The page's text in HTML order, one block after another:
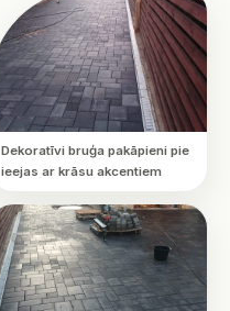
Dekoratīvi bruģa pakāpieni pie
ieejas ar krāsu akcentiem